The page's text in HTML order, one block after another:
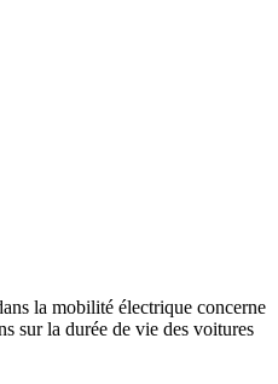
la mobilité électrique concerne
sur la durée de vie des voitures